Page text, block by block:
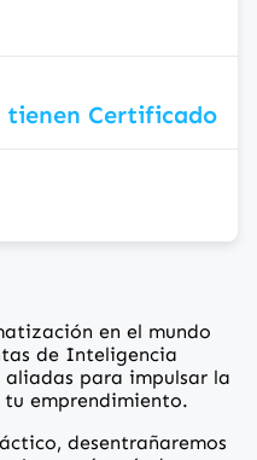
tienen Certificado
en el mundo
de Inteligencia
para impulsar la
emprendimiento.
desentrañaremos